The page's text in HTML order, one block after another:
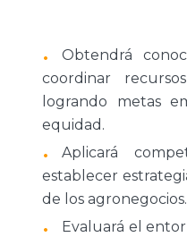
Obtendrá
coordinar
logrando metas
equidad.
Aplicará
establecer
de los agronegocios.
Evaluará el